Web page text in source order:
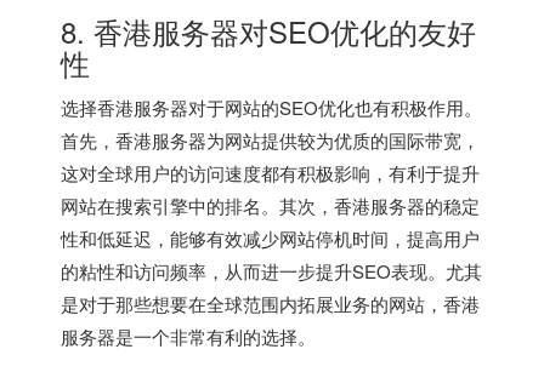
8. 香港服务器对SEO优化的友好
性
选择香港服务器对于网站的SEO优化也有积极作用。
首先，香港服务器为网站提供较为优质的国际带宽，
这对全球用户的访问速度都有积极影响，有利于提升
网站在搜索引擎中的排名。其次，香港服务器的稳定
性和低延迟，能够有效减少网站停机时间，提高用户
的粘性和访问频率，从而进一步提升SEO表现。尤其
是对于那些想要在全球范围内拓展业务的网站，香港
服务器是一个非常有利的选择。